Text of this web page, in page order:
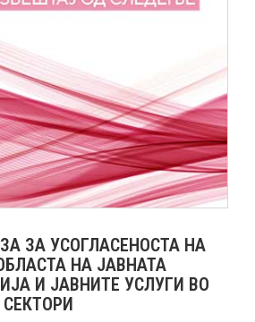
ЗА УСОГЛАСЕНОСТА НА
НА ЈАВНАТА
И ЈАВНИТЕ УСЛУГИ ВО